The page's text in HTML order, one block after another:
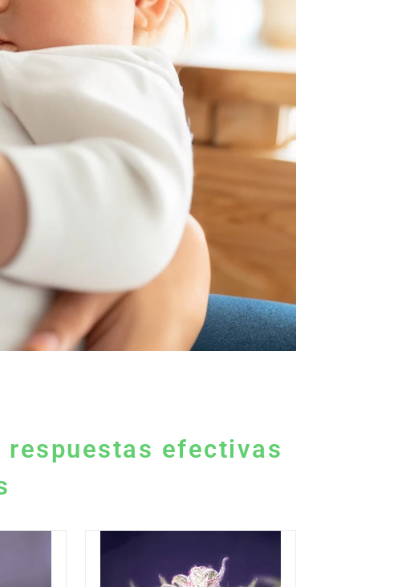
respuestas efectivas